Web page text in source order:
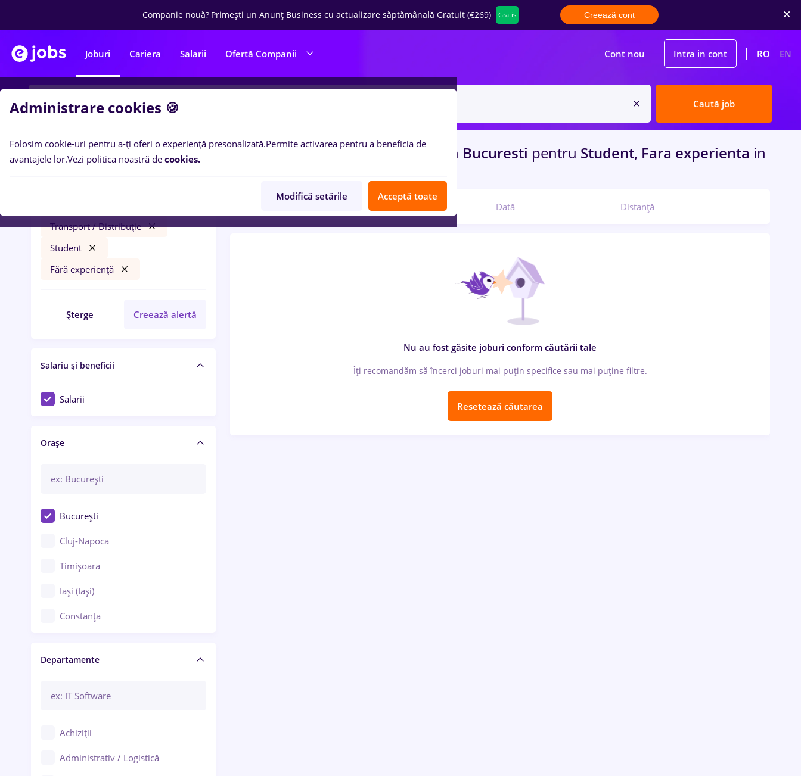
Companie nouă? Primești un Anunț Business cu actualizare săptămânală Gratuit (€269) Gratis Creează cont
Joburi Cariera Salarii Ofertă Companii Cont nou Intra in cont RO EN
Caută job
Filtre
Transport / Distribuție
Student
Fără experiență
Șterge Creează alertă
Salariu și beneficii
Salarii
Orașe
București
Cluj-Napoca
Timișoara
Iași (Iași)
Constanța
Brașov
Bacău
Galați (Galați)
Departamente
Achiziții
Administrativ / Logistică
0locuri de muncacu salarii veo in Bucuresti pentru Student, Fara experienta in
Relevanță Dată Distanță
Nu au fost găsite joburi conform căutării tale
Îți recomandăm să încerci joburi mai puțin specifice sau mai puține filtre.
Resetează căutarea
Administrare cookies 🍪
Folosim cookie-uri pentru a-ți oferi o experiență presonalizată.Permite activarea pentru a beneficia de
avantajele lor.Vezi politica noastră de cookies.
Modifică setările Acceptă toate